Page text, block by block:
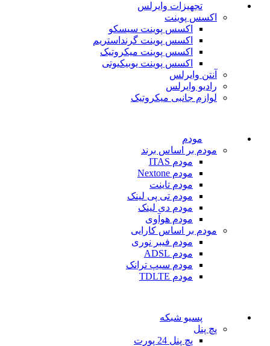
تجهیزات وایرلس
اکسس پوینت
اکسس پوینت سیسکو
اکسس پوینت گرنداستریم
اکسس پوینت میکروتیک
اکسس پوینت یوبیکیوتی
آنتن وایرلس
رادیو وایرلس
لوازم جانبی میکروتیک
مودم
مودم بر اساس برند
مودم ITAS
مودم Nextone
مودم تاینت
مودم تی پی لینک
مودم دی لینک
مودم هوآوی
مودم بر اساس کارایی
مودم فیبر نوری
مودم ADSL
مودم سیپ ترانک
مودم TDLTE
پسیو شبکه
پچ پنل
پچ پنل 24 پورت